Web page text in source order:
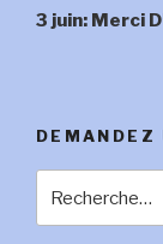
suivant
3 juin: Merci
DEMANDEZ
pour